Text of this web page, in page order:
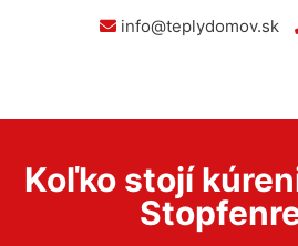
info@teplydomov.sk
Koľko stojí